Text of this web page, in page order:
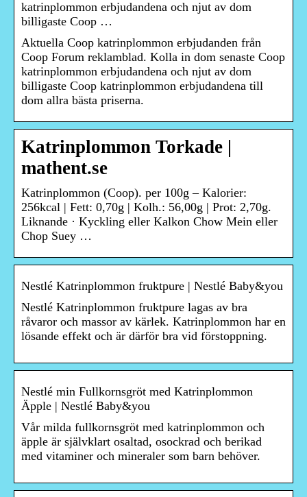
katrinplommon erbjudandena och njut av dom
billigaste Coop …
Aktuella Coop katrinplommon erbjudanden från
Coop Forum reklamblad. Kolla in dom senaste Coop
katrinplommon erbjudandena och njut av dom
billigaste Coop katrinplommon erbjudandena till
dom allra bästa priserna.
Katrinplommon Torkade |
mathent.se
Katrinplommon (Coop). per 100g – Kalorier:
256kcal | Fett: 0,70g | Kolh.: 56,00g | Prot: 2,70g.
Liknande · Kyckling eller Kalkon Chow Mein eller
Chop Suey …
Nestlé Katrinplommon fruktpure | Nestlé Baby&you
Nestlé Katrinplommon fruktpure lagas av bra
råvaror och massor av kärlek. Katrinplommon har en
lösande effekt och är därför bra vid förstoppning.
Nestlé min Fullkornsgröt med Katrinplommon
Äpple | Nestlé Baby&you
Vår milda fullkornsgröt med katrinplommon och
äpple är självklart osaltad, osockrad och berikad
med vitaminer och mineraler som barn behöver.